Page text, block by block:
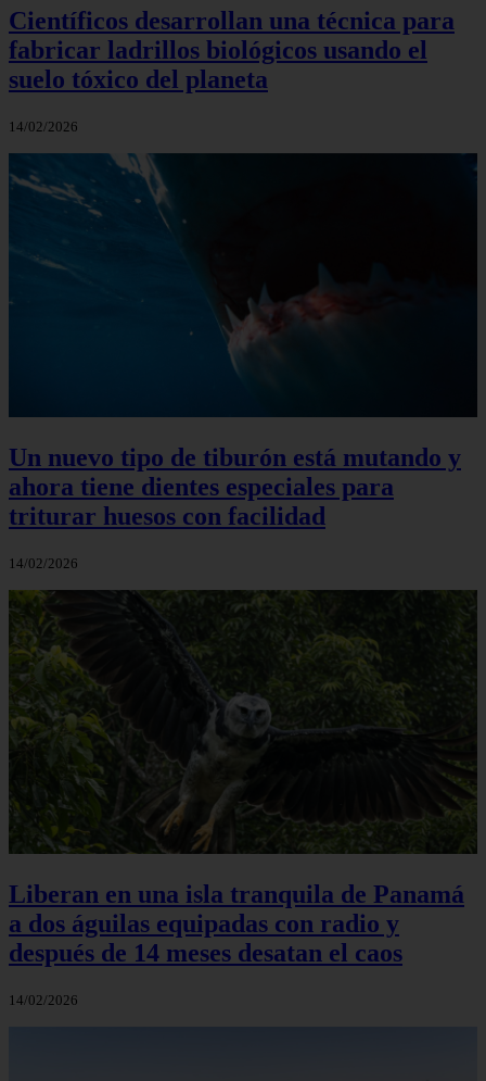
Científicos desarrollan una técnica para
fabricar ladrillos biológicos usando el
suelo tóxico del planeta
14/02/2026
Un nuevo tipo de tiburón está mutando y
ahora tiene dientes especiales para
triturar huesos con facilidad
14/02/2026
Liberan en una isla tranquila de Panamá
a dos águilas equipadas con radio y
después de 14 meses desatan el caos
14/02/2026